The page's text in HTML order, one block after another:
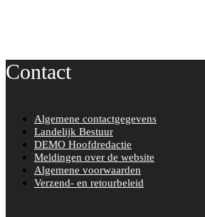
o r
Contact
Algemene contactgegevens
Landelijk Bestuur
DEMO Hoofdredactie
Meldingen over de website
Algemene voorwaarden
Verzend- en retourbeleid